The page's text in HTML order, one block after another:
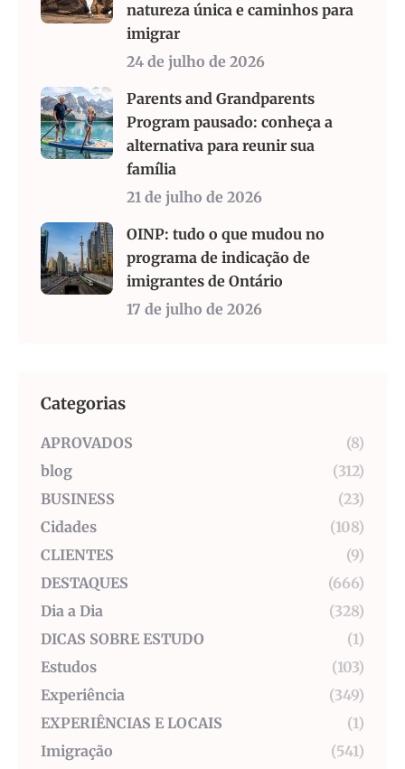
natureza única e caminhos para
imigrar
24 de julho de 2026
Parents and Grandparents
Program pausado: conheça a
alternativa para reunir sua
família
21 de julho de 2026
OINP: tudo o que mudou no
programa de indicação de
imigrantes de Ontário
17 de julho de 2026
Categorias
APROVADOS
(8)
blog
(312)
BUSINESS
(23)
Cidades
(108)
CLIENTES
(9)
DESTAQUES
(666)
Dia a Dia
(328)
DICAS SOBRE ESTUDO
(1)
Estudos
(103)
Experiência
(349)
EXPERIÊNCIAS E LOCAIS
(1)
Imigração
(541)